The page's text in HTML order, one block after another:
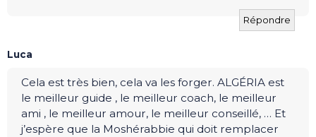
Répondre
Luca
Cela est très bien, cela va les forger. ALGÉRIA est
le meilleur guide , le meilleur coach, le meilleur
ami , le meilleur amour, le meilleur conseillé, … Et
j’espère que la Moshérabbie qui doit remplacer